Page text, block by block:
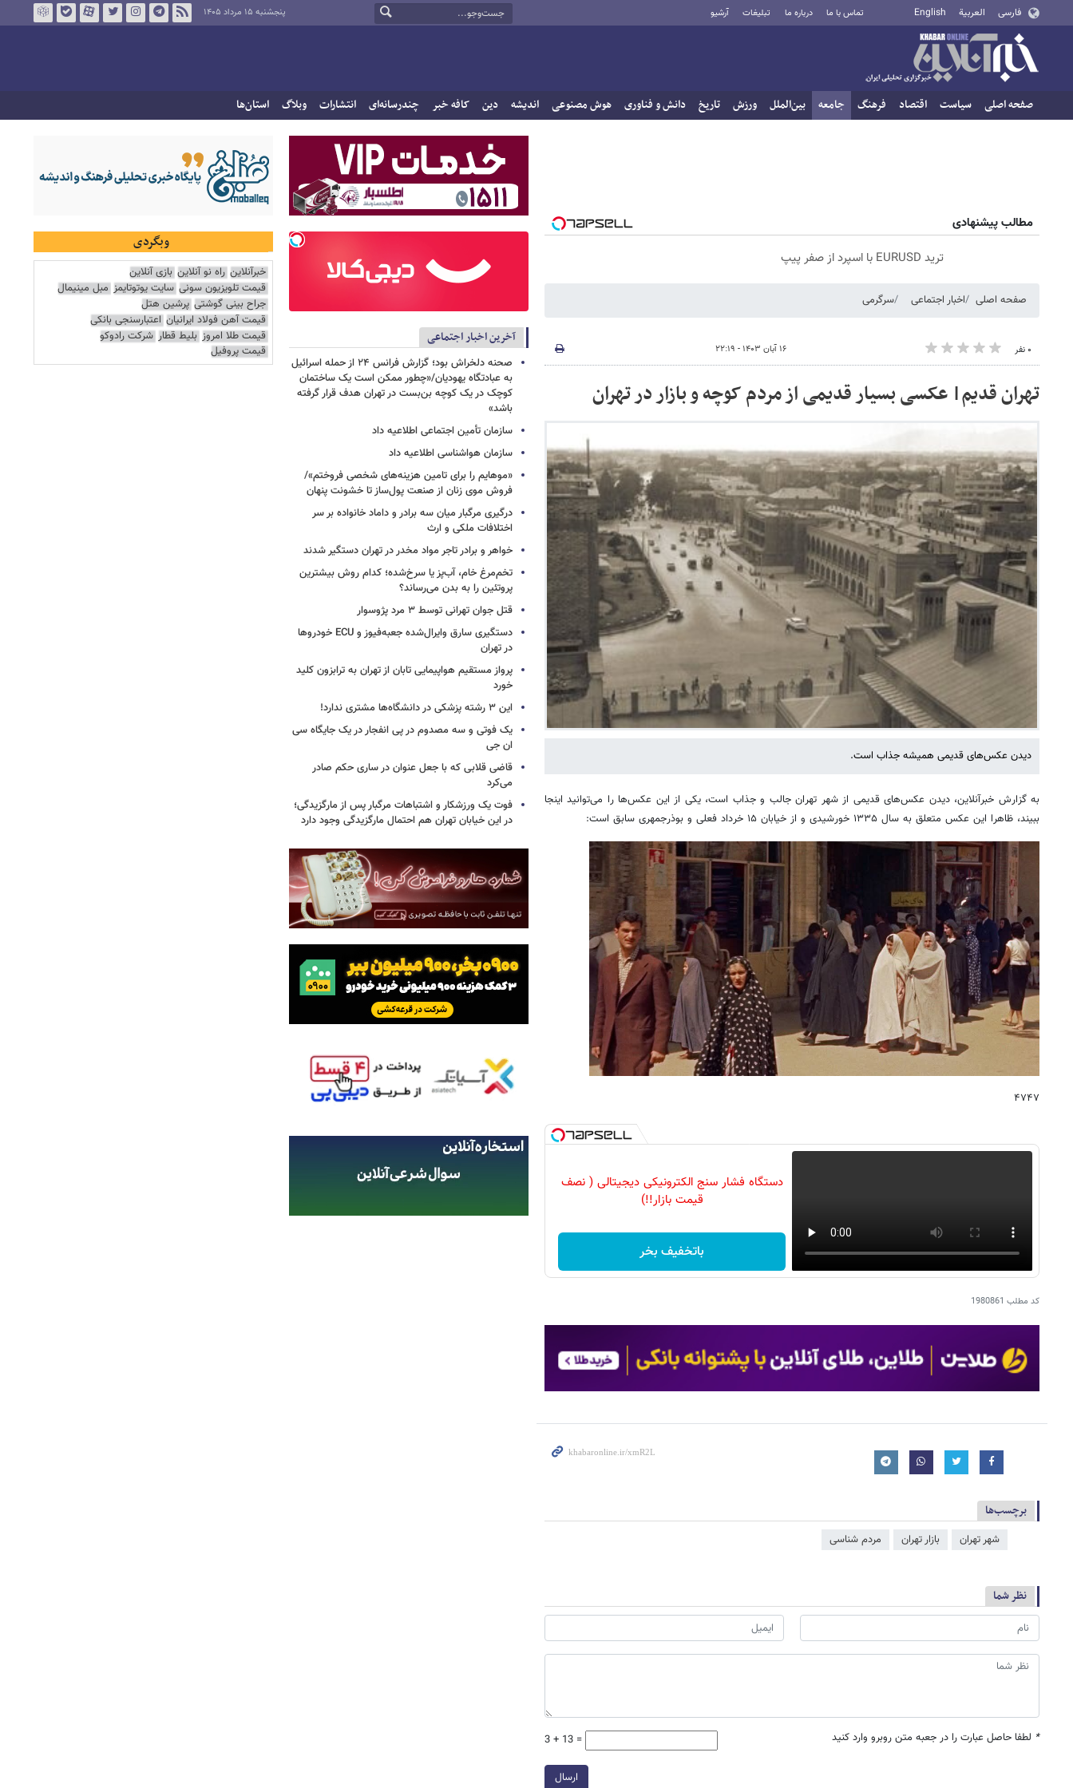
فارسی العربية English تماس با ما درباره ما تبلیغات آرشیو پنجشنبه ۱۵ مرداد ۱۴۰۵
صفحه اصلی سیاست اقتصاد فرهنگ جامعه بین‌الملل ورزش تاریخ دانش و فناوری هوش مصنوعی اندیشه دین کافه خبر چندرسانه‌ای انتشارات وبلاگ استان‌ها
مطالب پیشنهادی
ترید EURUSD با اسپرد از صفر پیپ
صفحه اصلی اخبار اجتماعی سرگرمی
۰ نفر ۱۶ آبان ۱۴۰۳ - ۲۲:۱۹
تهران قدیم| عکسی بسیار قدیمی از مردم کوچه و بازار در تهران
دیدن عکس‌های قدیمی همیشه جذاب است.
به گزارش خبرآنلاین، دیدن عکس‌های قدیمی از شهر تهران جالب و جذاب است، یکی از این عکس‌ها را می‌توانید اینجا
ببیند، ظاهرا این عکس متعلق به سال ۱۳۳۵ خورشیدی و از خیابان ۱۵ خرداد فعلی و بوذرجمهری سابق است:
۴۷۴۷
دستگاه فشار سنج الکترونیکی دیجیتالی ( نصف
قیمت بازار!!)
باتخفیف بخر
کد مطلب 1980861
برچسب‌ها
شهر تهران بازار تهران مردم شناسی
نظر شما
* لطفا حاصل عبارت را در جعبه متن روبرو وارد کنید 3 + 13 =
ارسال
آخرین اخبار اجتماعی
صحنه دلخراش بود؛ گزارش فرانس ۲۴ از حمله اسرائیل
به عبادتگاه یهودیان/«چطور ممکن است یک ساختمان
کوچک در یک کوچه بن‌بست در تهران هدف قرار گرفته
باشد»
سازمان تأمین اجتماعی اطلاعیه داد
سازمان هواشناسی اطلاعیه داد
«موهایم را برای تامین هزینه‌های شخصی فروختم»/
فروش موی زنان از صنعت پول‌ساز تا خشونت پنهان
درگیری مرگبار میان سه برادر و داماد خانواده بر سر
اختلافات ملکی و ارث
خواهر و برادر تاجر مواد مخدر در تهران دستگیر شدند
تخم‌مرغ خام، آب‌پز یا سرخ‌شده؛ کدام روش بیشترین
پروتئین را به بدن می‌رساند؟
قتل جوان تهرانی توسط ۳ مرد پژوسوار
دستگیری سارق وایرال‌شده جعبه‌فیوز و ECU خودروها
در تهران
پرواز مستقیم هواپیمایی تابان از تهران به ترابزون کلید
خورد
این ۳ رشته پزشکی در دانشگاه‌ها مشتری ندارد!
یک فوتی و سه مصدوم در پی انفجار در یک جایگاه سی
ان جی
قاضی قلابی که با جعل عنوان در ساری حکم صادر
می‌کرد
فوت یک ورزشکار و اشتباهات مرگبار پس از مارگزیدگی؛
در این خیابان تهران هم احتمال مارگزیدگی وجود دارد
وبگردی
خبرآنلاین راه نو آنلاین بازی آنلاین
قیمت تلویزیون سونی سایت یوتوتایمز مبل مینیمال
جراح بینی گوشتی پرشین هتل
قیمت آهن فولاد ایرانیان اعتبارسنجی بانکی
قیمت طلا امروز بلیط قطار شرکت رادوکو
قیمت پروفیل